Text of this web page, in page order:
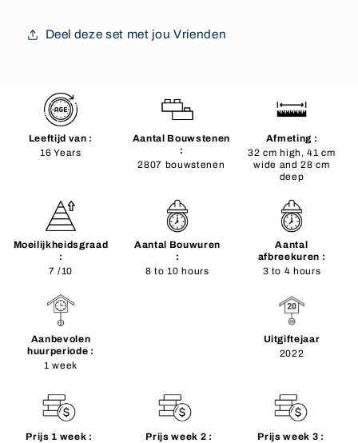
Deel deze set met jou Vrienden
Leeftijd van :
16 Years
Aantal Bouwstenen
:
2807 bouwstenen
Afmeting :
32 cm high, 41 cm
wide and 28 cm
deep
Moeilijkheidsgraad
:
7 /10
Aantal Bouwuren
:
8 to 10 hours
Aantal
afbreekuren :
3 to 4 hours
Aanbevolen
huurperiode :
1 week
Uitgiftejaar
2022
Prijs 1 week :
Prijs week 2 :
Prijs week 3 :